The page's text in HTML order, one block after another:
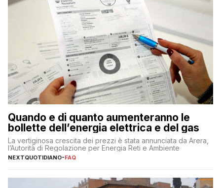
Quando e di quanto aumenteranno le
bollette dell’energia elettrica e del gas
La vertiginosa crescita dei prezzi è stata annunciata da Arera,
l’Autorità di Regolazione per Energia Reti e Ambiente
NEXTQUOTIDIANO-FAQ